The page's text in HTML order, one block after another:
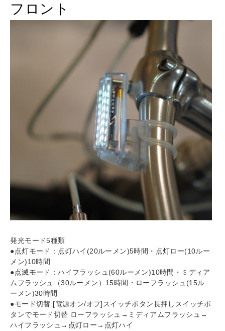
フロント
発光モード5種類
●点灯モード：点灯ハイ(20ルーメン)5時間・点灯ロー(10ルー
メン)10時間
●点滅モード：ハイフラッシュ(60ルーメン)10時間・ミディア
ムフラッシュ（30ルーメン）15時間・ローフラッシュ(15ル
ーメン)30時間
●モード切替:[電源オン/オフ]スイッチボタン長押しスイッチボ
タンでモード切替 ローフラッシュ→ミディアムフラッシュ→
ハイフラッシュ→点灯ロー→点灯ハイ